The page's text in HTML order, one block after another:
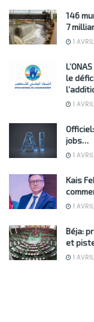
146
7
1
le
1
jobs…
1
Kais
1
Béja:
et
1